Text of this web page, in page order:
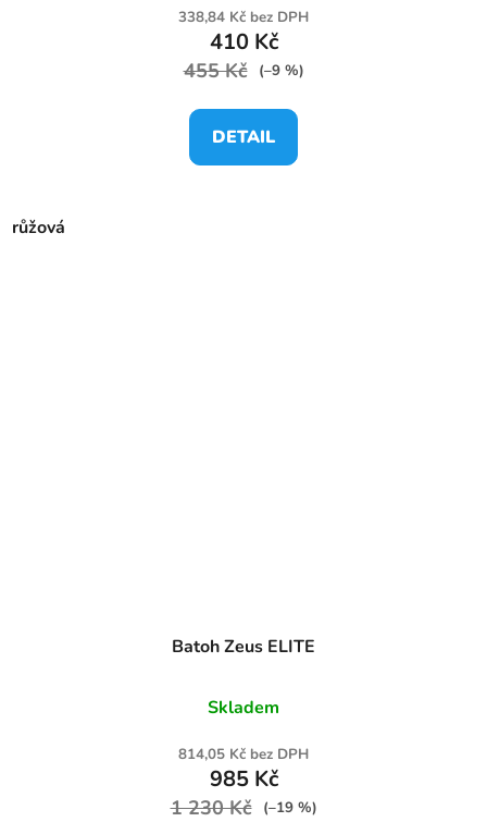
338,84 Kč bez DPH
410 Kč
455 Kč (–9 %)
DETAIL
růžová
Batoh Zeus ELITE
Skladem
814,05 Kč bez DPH
985 Kč
1 230 Kč (–19 %)